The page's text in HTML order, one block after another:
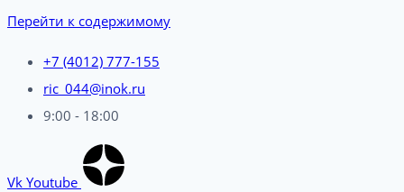
Перейти к содержимому
+7 (4012) 777-155
ric_044@inok.ru
9:00 - 18:00
Vk Youtube